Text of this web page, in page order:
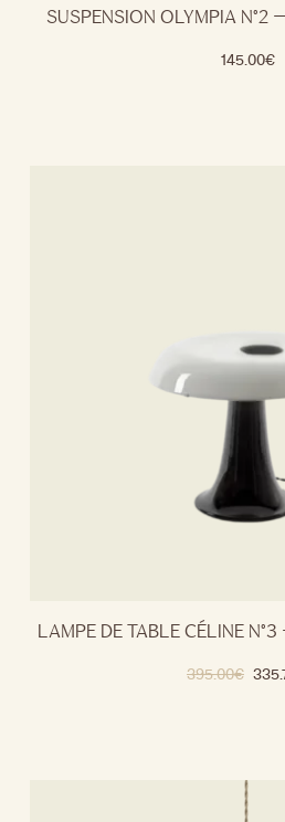
SUSPENSION OLYMPIA N°2
145.00€
LAMPE DE TABLE CÉLINE
395.00€